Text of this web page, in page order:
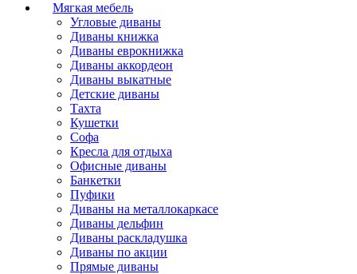
Мягкая мебель
Угловые диваны
Диваны книжка
Диваны еврокнижка
Диваны аккордеон
Диваны выкатные
Детские диваны
Тахта
Кушетки
Софа
Кресла для отдыха
Офисные диваны
Банкетки
Пуфики
Диваны на металлокаркасе
Диваны дельфин
Диваны раскладушка
Диваны по акции
Прямые диваны